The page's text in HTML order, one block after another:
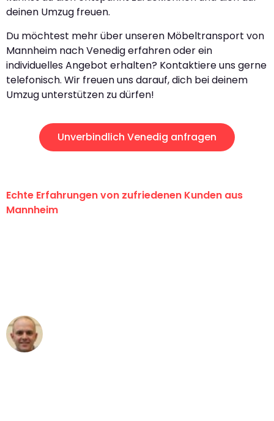
deinen Umzug freuen.
Du möchtest mehr über unseren Möbeltransport von
Mannheim nach Venedig erfahren oder ein
individuelles Angebot erhalten? Kontaktiere uns gerne
telefonisch. Wir freuen uns darauf, dich bei deinem
Umzug unterstützen zu dürfen!
Unverbindlich Venedig anfragen
Echte Erfahrungen von zufriedenen Kunden aus
Mannheim